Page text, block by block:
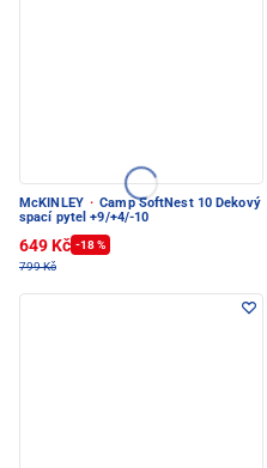
McKINLEY · Camp SoftNest 10 Dekový
spací pytel +9/+4/-10
649 Kč -18 %
799 Kč